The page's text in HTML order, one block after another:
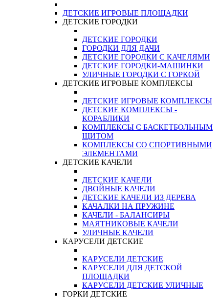
ДЕТСКИЕ ИГРОВЫЕ ПЛОЩАДКИ
ДЕТСКИЕ ГОРОДКИ
ДЕТСКИЕ ГОРОДКИ
ГОРОДКИ ДЛЯ ДАЧИ
ДЕТСКИЕ ГОРОДКИ С КАЧЕЛЯМИ
ДЕТСКИЕ ГОРОДКИ-МАШИНКИ
УЛИЧНЫЕ ГОРОДКИ С ГОРКОЙ
ДЕТСКИЕ ИГРОВЫЕ КОМПЛЕКСЫ
ДЕТСКИЕ ИГРОВЫЕ КОМПЛЕКСЫ
ДЕТСКИЕ КОМПЛЕКСЫ -
КОРАБЛИКИ
КОМПЛЕКСЫ С БАСКЕТБОЛЬНЫМ
ЩИТОМ
КОМПЛЕКСЫ СО СПОРТИВНЫМИ
ЭЛЕМЕНТАМИ
ДЕТСКИЕ КАЧЕЛИ
ДЕТСКИЕ КАЧЕЛИ
ДВОЙНЫЕ КАЧЕЛИ
ДЕТСКИЕ КАЧЕЛИ ИЗ ДЕРЕВА
КАЧАЛКИ НА ПРУЖИНЕ
КАЧЕЛИ - БАЛАНСИРЫ
МАЯТНИКОВЫЕ КАЧЕЛИ
УЛИЧНЫЕ КАЧЕЛИ
КАРУСЕЛИ ДЕТСКИЕ
КАРУСЕЛИ ДЕТСКИЕ
КАРУСЕЛИ ДЛЯ ДЕТСКОЙ
ПЛОЩАДКИ
КАРУСЕЛИ ДЕТСКИЕ УЛИЧНЫЕ
ГОРКИ ДЕТСКИЕ